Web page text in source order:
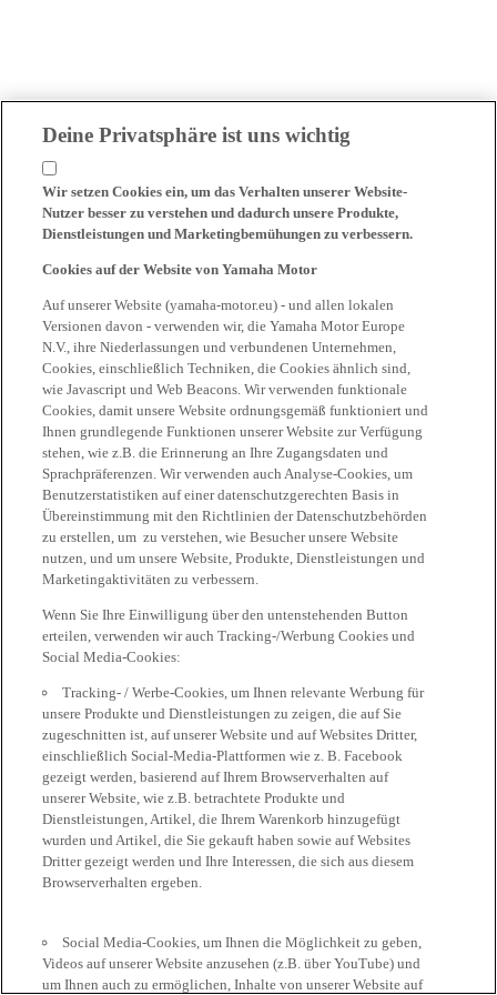
Deine Privatsphäre ist uns wichtig
Wir setzen Cookies ein, um das Verhalten unserer Website-
Nutzer besser zu verstehen und dadurch unsere Produkte,
Dienstleistungen und Marketingbemühungen zu verbessern.
Cookies auf der Website von Yamaha Motor
Auf unserer Website (yamaha-motor.eu) - und allen lokalen
Versionen davon - verwenden wir, die Yamaha Motor Europe
N.V., ihre Niederlassungen und verbundenen Unternehmen,
Cookies, einschließlich Techniken, die Cookies ähnlich sind,
wie Javascript und Web Beacons. Wir verwenden funktionale
Cookies, damit unsere Website ordnungsgemäß funktioniert und
Ihnen grundlegende Funktionen unserer Website zur Verfügung
stehen, wie z.B. die Erinnerung an Ihre Zugangsdaten und
Sprachpräferenzen. Wir verwenden auch Analyse-Cookies, um
Benutzerstatistiken auf einer datenschutzgerechten Basis in
Übereinstimmung mit den Richtlinien der Datenschutzbehörden
zu erstellen, um zu verstehen, wie Besucher unsere Website
nutzen, und um unsere Website, Produkte, Dienstleistungen und
Marketingaktivitäten zu verbessern.
Wenn Sie Ihre Einwilligung über den untenstehenden Button
erteilen, verwenden wir auch Tracking-/Werbung Cookies und
Social Media-Cookies:
Tracking- / Werbe-Cookies, um Ihnen relevante Werbung für
unsere Produkte und Dienstleistungen zu zeigen, die auf Sie
zugeschnitten ist, auf unserer Website und auf Websites Dritter,
einschließlich Social-Media-Plattformen wie z. B. Facebook
gezeigt werden, basierend auf Ihrem Browserverhalten auf
unserer Website, wie z.B. betrachtete Produkte und
Dienstleistungen, Artikel, die Ihrem Warenkorb hinzugefügt
wurden und Artikel, die Sie gekauft haben sowie auf Websites
Dritter gezeigt werden und Ihre Interessen, die sich aus diesem
Browserverhalten ergeben.
Social Media-Cookies, um Ihnen die Möglichkeit zu geben,
Videos auf unserer Website anzusehen (z.B. über YouTube) und
um Ihnen auch zu ermöglichen, Inhalte von unserer Website auf